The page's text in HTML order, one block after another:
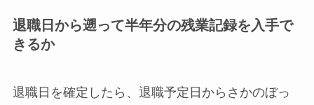
退職日から遡って半年分の残業記録を入手で
きるか
退職日を確定したら、退職予定日からさかのぼっ